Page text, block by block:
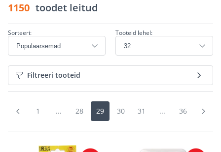
1150 toodet leitud
Sorteeri: Tooteid lehel:
Filtreeri tooteid
1 ... 28 29 30 31 ... 36